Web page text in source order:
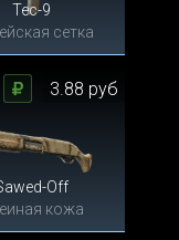
Tec-9
сетка
Off
кожа
3.88 руб